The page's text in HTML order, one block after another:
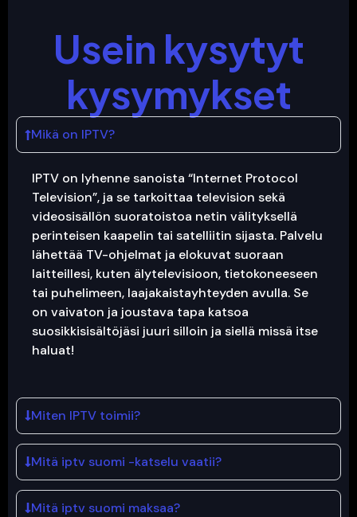
Usein kysytyt
kysymykset
Mikä on IPTV?
IPTV on lyhenne sanoista “Internet Protocol
Television”, ja se tarkoittaa television sekä
videosisällön suoratoistoa netin välityksellä
perinteisen kaapelin tai satelliitin sijasta. Palvelu
lähettää TV-ohjelmat ja elokuvat suoraan
laitteillesi, kuten älytelevisioon, tietokoneeseen
tai puhelimeen, laajakaistayhteyden avulla. Se
on vaivaton ja joustava tapa katsoa
suosikkisisältöjäsi juuri silloin ja siellä missä itse
haluat!
Miten IPTV toimii?
Mitä iptv suomi -katselu vaatii?
Mitä iptv suomi maksaa?